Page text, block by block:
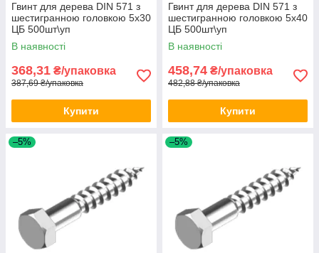
Гвинт для дерева DIN 571 з
шестигранною головкою 5х30
ЦБ 500шт\уп
В наявності
368,31 ₴/упаковка
387,69 ₴/упаковка
Купити
Гвинт для дерева DIN 571 з
шестигранною головкою 5х40
ЦБ 500шт\уп
В наявності
458,74 ₴/упаковка
482,88 ₴/упаковка
Купити
–5% –5%